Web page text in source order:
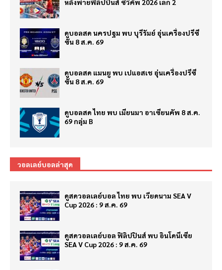
หลังพ่ายฟิลิปปินส์ ซีวีคัพ 2026 เลก 2
ดูบอลสด นครปฐม พบ บุรีรัมย์ อุ่นเครื่องปรีซี
ซั่น 8 ส.ค. 69
ดูบอลสด แมนยู พบ เปแอสเช อุ่นเครื่องปรีซี
ซั่น 8 ส.ค. 69
ดูบอลสด ไทย พบ เมียนมา อาเซียนคัพ 8 ส.ค.
69 กลุ่ม B
วอลเลย์บอลล่าสุด
ดูสดวอลเลย์บอล ไทย พบ เวียดนาม SEA V
Cup 2026 : 9 ส.ค. 69
ดูสดวอลเลย์บอล ฟิลิปปินส์ พบ อินโดนีเซีย
SEA V Cup 2026 : 9 ส.ค. 69